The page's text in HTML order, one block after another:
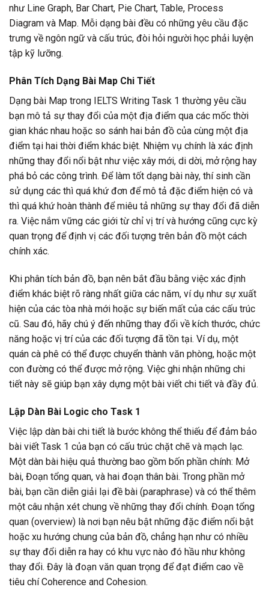
như Line Graph, Bar Chart, Pie Chart, Table, Process
Diagram và Map. Mỗi dạng bài đều có những yêu cầu đặc
trưng về ngôn ngữ và cấu trúc, đòi hỏi người học phải luyện
tập kỹ lưỡng.
Phân Tích Dạng Bài Map Chi Tiết
Dạng bài Map trong IELTS Writing Task 1 thường yêu cầu
bạn mô tả sự thay đổi của một địa điểm qua các mốc thời
gian khác nhau hoặc so sánh hai bản đồ của cùng một địa
điểm tại hai thời điểm khác biệt. Nhiệm vụ chính là xác định
những thay đổi nổi bật như việc xây mới, di dời, mở rộng hay
phá bỏ các công trình. Để làm tốt dạng bài này, thí sinh cần
sử dụng các thì quá khứ đơn để mô tả đặc điểm hiện có và
thì quá khứ hoàn thành để miêu tả những sự thay đổi đã diễn
ra. Việc nắm vững các giới từ chỉ vị trí và hướng cũng cực kỳ
quan trọng để định vị các đối tượng trên bản đồ một cách
chính xác.
Khi phân tích bản đồ, bạn nên bắt đầu bằng việc xác định
điểm khác biệt rõ ràng nhất giữa các năm, ví dụ như sự xuất
hiện của các tòa nhà mới hoặc sự biến mất của các cấu trúc
cũ. Sau đó, hãy chú ý đến những thay đổi về kích thước, chức
năng hoặc vị trí của các đối tượng đã tồn tại. Ví dụ, một
quán cà phê có thể được chuyển thành văn phòng, hoặc một
con đường có thể được mở rộng. Việc ghi nhận những chi
tiết này sẽ giúp bạn xây dựng một bài viết chi tiết và đầy đủ.
Lập Dàn Bài Logic cho Task 1
Việc lập dàn bài chi tiết là bước không thể thiếu để đảm bảo
bài viết Task 1 của bạn có cấu trúc chặt chẽ và mạch lạc.
Một dàn bài hiệu quả thường bao gồm bốn phần chính: Mở
bài, Đoạn tổng quan, và hai đoạn thân bài. Trong phần mở
bài, bạn cần diễn giải lại đề bài (paraphrase) và có thể thêm
một câu nhận xét chung về những thay đổi chính. Đoạn tổng
quan (overview) là nơi bạn nêu bật những đặc điểm nổi bật
hoặc xu hướng chung của bản đồ, chẳng hạn như có nhiều
sự thay đổi diễn ra hay có khu vực nào đó hầu như không
thay đổi. Đây là đoạn văn quan trọng để đạt điểm cao về
tiêu chí Coherence and Cohesion.